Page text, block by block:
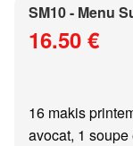
SM10 - Menu
16.50 €
16 makis
avocat, 1 soupe